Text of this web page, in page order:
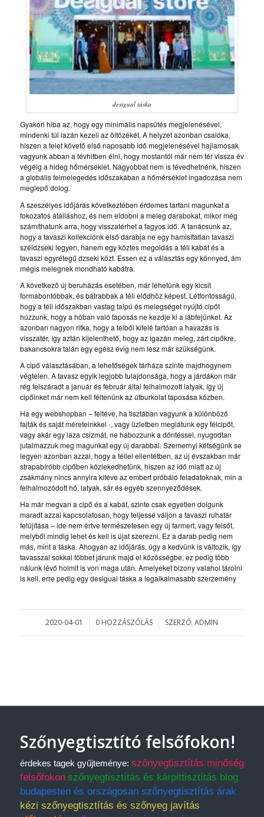
desigual táska
Gyakori hiba az, hogy egy minimális napsütés megjelenésével,
mindenki túl lazán kezeli az öltözékét. A helyzet azonban csalóka,
hiszen a telet követő első naposabb idő megjelenésével hajlamosak
vagyunk abban a tévhitben élni, hogy mostantól már nem tér vissza év
végéig a hideg hőmérséklet. Nagyobbat nem is tévedhetnénk, hiszen
a globális felmelegedés időszakában a hőmérséklet ingadozása nem
meglepő dolog.
A szeszélyes időjárás következtében érdemes tartani magunkat a
fokozatos átálláshoz, és nem eldobni a meleg darabokat, mikor még
számíthatunk arra, hogy visszatérhet a fagyos idő. A tanácsunk az,
hogy a tavaszi kollekciónk első darabja ne egy hamisítatlan tavaszi
széldzseki legyen, hanem egy köztes megoldás a téli kabát és a
tavaszi egyrétegű dzseki közt. Essen ez a választás egy könnyed, ám
mégis melegnek mondható kabátra.
A következő új beruházás esetében, már lehetünk egy kicsit
formabontóbbak, és bátrabbak a téli elődhöz képest. Létfontosságú,
hogy a téli időszakban vastag talpú és melegséget nyújtó cipőt
húzzunk, hogy a hóban való taposás ne kezdje ki a lábfejünket. Az
azonban nagyon ritka, hogy a télből kifelé tartóan a havazás is
visszatér, így aztán kijelenthető, hogy az igazán meleg, zárt cipőkre,
bakancsokra talán egy egész évig nem lesz már szükségünk.
A cipő választásában, a lehetőségek tárháza szinte majdhogynem
végtelen. A tavasz egyik legjobb tulajdonsága, hogy a járdákon már
rég felszáradt a január és február által felhalmozott latyak, így új
cipőinket már nem kell féltenünk az útburkolat taposása közben.
Ha egy webshopban – feltéve, ha tisztában vagyunk a különböző
fajták és saját méreteinkkel -, vagy üzletben meglátunk egy félcipőt,
vagy akár egy laza csizmát, ne habozzunk a döntéssel, nyugodtan
jutalmazzuk meg magunkat egy új darabbal. Szemernyi kétségünk se
legyen azonban azzal, hogy a téllel ellentétben, az új évszakban már
strapabíróbb cipőben közlekedhetünk, hiszen az idő miatt az új
zsákmány nincs annyira kitéve az embert próbáló feladatoknak, min a
felhalmozódott hó, latyak, sár és egyéb szennyeződések.
Ha már megvan a cipő és a kabát, szinte csak egyetlen dolgunk
maradt azzal kapcsolatosan, hogy teljessé váljon a tavaszi ruhatár
felújítása – ide nem értve természetesen egy új farmert, vagy felsőt,
melyből mindig lehet és kell is újat szerezni. Ez a darab pedig nem
más, mint a táska. Ahogyan az időjárás, úgy a kedvünk is változik, így
tavasszal sokkal többet járunk majd el közösségbe, ez pedig több
nálunk lévő holmit is von maga után. Amelyeket bizony valahol tárolni
is kell, erre pedig egy desigual táska a legalkalmasabb szerzemény
2020-04-01
/ 0 HOZZÁSZÓLÁS
/ SZERZŐ:ADMIN
Szőnyegtisztító felsőfokon!
érdekes tagek gyűjteménye: szőnyegtisztítás minőség
felsőfokon szőnyegtisztítás és kárpittisztítás blog
budapesten és országosan szőnyegtisztítás árak
kézi szőnyegtisztítás és szőnyeg javítás